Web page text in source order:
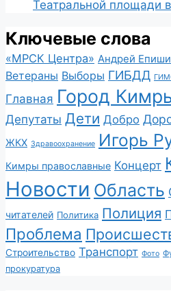
Театральной площади
Ключевые слова
«МРСК Центра» Андрей
Ветераны Выборы ГИБДД
Главная Город
Депутаты Дети Добро
ЖКХ Здравоохранение Игорь
Кимры православные Концерт
Новости Область
читателей Политика Полиция
Проблема
Строительство Транспорт Фото
прокуратура